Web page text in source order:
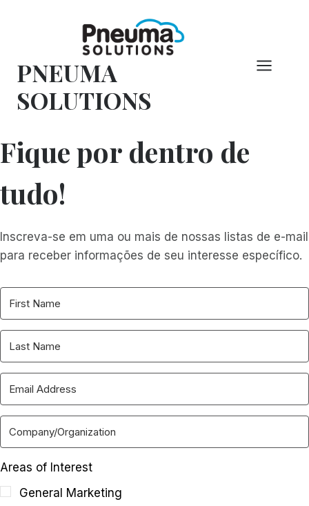
conteúdo
PNEUMA
SOLUTIONS
Fique por dentro de
tudo!
Inscreva-se em uma ou mais de nossas listas de e-mail
para receber informações de seu interesse específico.
Areas of Interest
General Marketing